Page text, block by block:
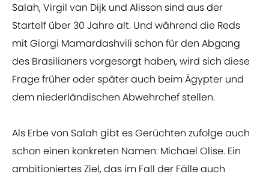
Salah, Virgil van Dijk und Alisson sind aus der
Startelf über 30 Jahre alt. Und während die Reds
mit Giorgi Mamardashvili schon für den Abgang
des Brasilianers vorgesorgt haben, wird sich diese
Frage früher oder später auch beim Ägypter und
dem niederländischen Abwehrchef stellen.
Als Erbe von Salah gibt es Gerüchten zufolge auch
schon einen konkreten Namen: Michael Olise. Ein
ambitioniertes Ziel, das im Fall der Fälle auch